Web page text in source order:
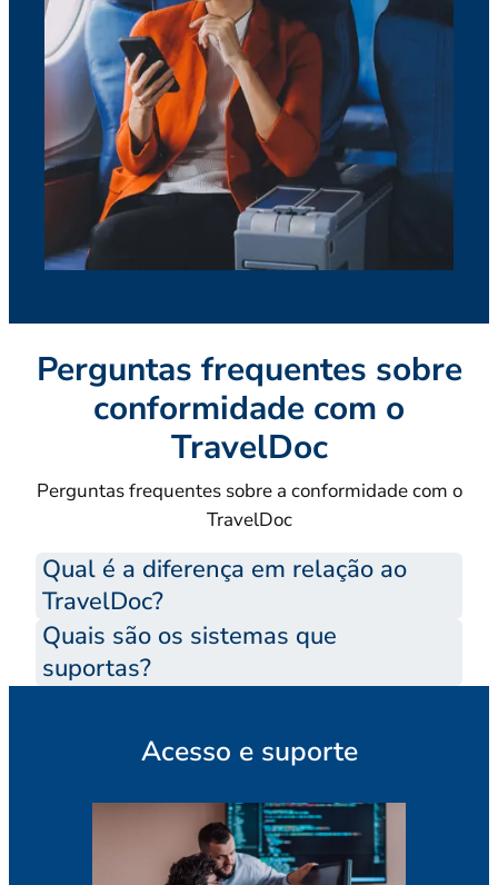
Perguntas frequentes sobre
conformidade com o
TravelDoc
Perguntas frequentes sobre a conformidade com o
TravelDoc
Qual é a diferença em relação ao
TravelDoc?
Quais são os sistemas que
suportas?
Acesso e suporte